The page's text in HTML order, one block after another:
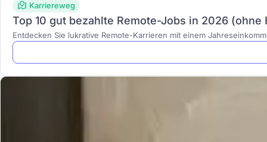
Karriereweg
Top 10 gut bezahlte Remote-Jobs in 2026
Entdecken Sie lukrative Remote-Karrieren mit einem